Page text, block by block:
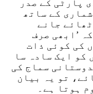
پارٹی کے صدر
کے ساتھ
جانے
’ابھی صرف
کی کوئی ذات
کو ایک سادہ سا
سماج کی
تو یہ بیان
ہوتا ہے۔